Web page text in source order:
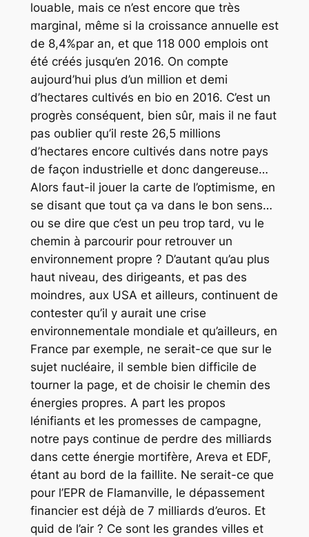
louable, mais ce n’est encore que très
marginal, même si la croissance annuelle est
de 8,4%par an, et que 118 000 emplois ont
été créés jusqu’en 2016. On compte
aujourd’hui plus d’un million et demi
d’hectares cultivés en bio en 2016. C’est un
progrès conséquent, bien sûr, mais il ne faut
pas oublier qu’il reste 26,5 millions
d’hectares encore cultivés dans notre pays
de façon industrielle et donc dangereuse…
Alors faut-il jouer la carte de l’optimisme, en
se disant que tout ça va dans le bon sens…
ou se dire que c’est un peu trop tard, vu le
chemin à parcourir pour retrouver un
environnement propre ? D’autant qu’au plus
haut niveau, des dirigeants, et pas des
moindres, aux USA et ailleurs, continuent de
contester qu’il y aurait une crise
environnementale mondiale et qu’ailleurs, en
France par exemple, ne serait-ce que sur le
sujet nucléaire, il semble bien difficile de
tourner la page, et de choisir le chemin des
énergies propres. A part les propos
lénifiants et les promesses de campagne,
notre pays continue de perdre des milliards
dans cette énergie mortifère, Areva et EDF,
étant au bord de la faillite. Ne serait-ce que
pour l’EPR de Flamanville, le dépassement
financier est déjà de 7 milliards d’euros. Et
quid de l’air ? Ce sont les grandes villes et